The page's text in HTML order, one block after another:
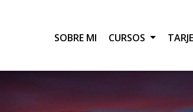
SOBRE MI CURSOS